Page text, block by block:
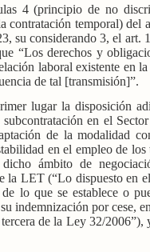
4 (principio de no
contratación temporal) del
su considerando 3, el art.
“Los derechos y
laboral existente en
de tal [transmisión]”.
lugar la disposición
en el
de la modalidad
en el empleo de los
ámbito de
la LET (“Lo dispuesto en
lo que se establece o
indemnización por cese,
de la Ley 32/2006”),